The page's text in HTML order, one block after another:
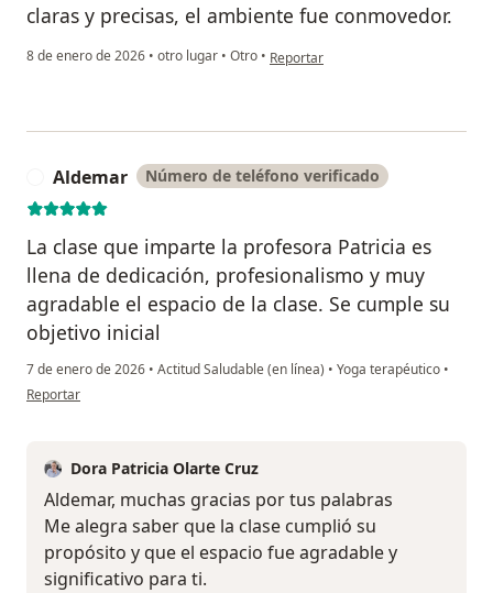
claras y precisas, el ambiente fue conmovedor.
8 de enero de 2026 • otro lugar • Otro • en opinión del usuario Camila
Reportar
Aldemar Número de teléfono verificado
La clase que imparte la profesora Patricia es
llena de dedicación, profesionalismo y muy
agradable el espacio de la clase. Se cumple su
objetivo inicial
7 de enero de 2026 • Actitud Saludable (en línea) • Yoga terapéutico •
en opinión del usuario Aldemar
Reportar
Dora Patricia Olarte Cruz
Aldemar, muchas gracias por tus palabras
Me alegra saber que la clase cumplió su
propósito y que el espacio fue agradable y
significativo para ti.